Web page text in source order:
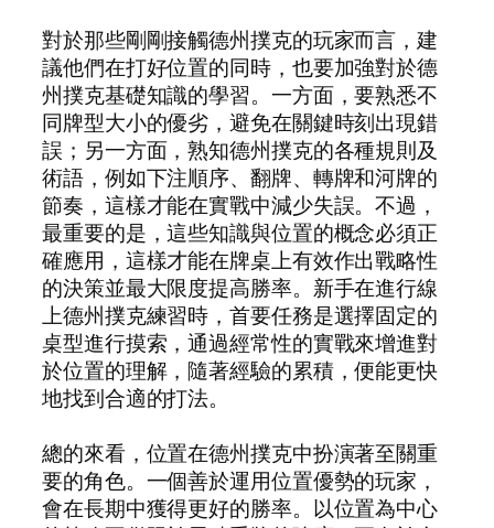
對於那些剛剛接觸德州撲克的玩家而言，建
議他們在打好位置的同時，也要加強對於德
州撲克基礎知識的學習。一方面，要熟悉不
同牌型大小的優劣，避免在關鍵時刻出現錯
誤；另一方面，熟知德州撲克的各種規則及
術語，例如下注順序、翻牌、轉牌和河牌的
節奏，這樣才能在實戰中減少失誤。不過，
最重要的是，這些知識與位置的概念必須正
確應用，這樣才能在牌桌上有效作出戰略性
的決策並最大限度提高勝率。新手在進行線
上德州撲克練習時，首要任務是選擇固定的
桌型進行摸索，通過經常性的實戰來增進對
於位置的理解，隨著經驗的累積，便能更快
地找到合適的打法。
總的來看，位置在德州撲克中扮演著至關重
要的角色。一個善於運用位置優勢的玩家，
會在長期中獲得更好的勝率。以位置為中心